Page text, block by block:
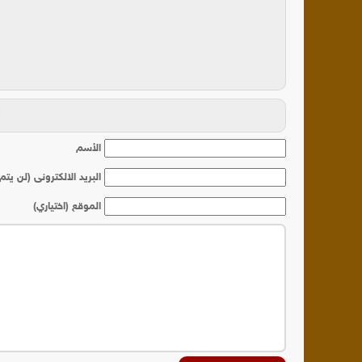
الأسم
البريد الالكترونى (لن
الموقع (اختياري)